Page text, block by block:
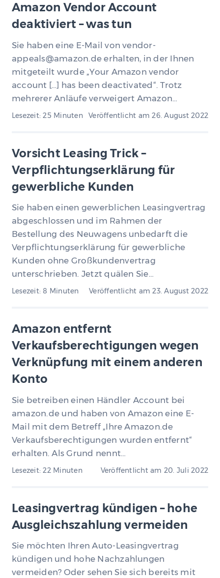
Amazon Vendor Account
deaktiviert – was tun
Sie haben eine E-Mail von vendor-
appeals@amazon.de erhalten, in der Ihnen
mitgeteilt wurde „Your Amazon vendor
account […] has been deactivated“. Trotz
mehrerer Anläufe verweigert Amazon…
Lesezeit: 25 Minuten Veröffentlicht am26. August 2022
Vorsicht Leasing Trick –
Verpflichtungserklärung für
gewerbliche Kunden
Sie haben einen gewerblichen Leasingvertrag
abgeschlossen und im Rahmen der
Bestellung des Neuwagens unbedarft die
Verpflichtungserklärung für gewerbliche
Kunden ohne Großkundenvertrag
unterschrieben. Jetzt quälen Sie…
Lesezeit: 8 Minuten Veröffentlicht am23. August 2022
Amazon entfernt
Verkaufsberechtigungen wegen
Verknüpfung mit einem anderen
Konto
Sie betreiben einen Händler Account bei
amazon.de und haben von Amazon eine E-
Mail mit dem Betreff „Ihre Amazon.de
Verkaufsberechtigungen wurden entfernt“
erhalten. Als Grund nennt…
Lesezeit: 22 Minuten Veröffentlicht am 20. Juli 2022
Leasingvertrag kündigen – hohe
Ausgleichszahlung vermeiden
Sie möchten Ihren Auto-Leasingvertrag
kündigen und hohe Nachzahlungen
vermeiden? Oder sehen Sie sich bereits mit